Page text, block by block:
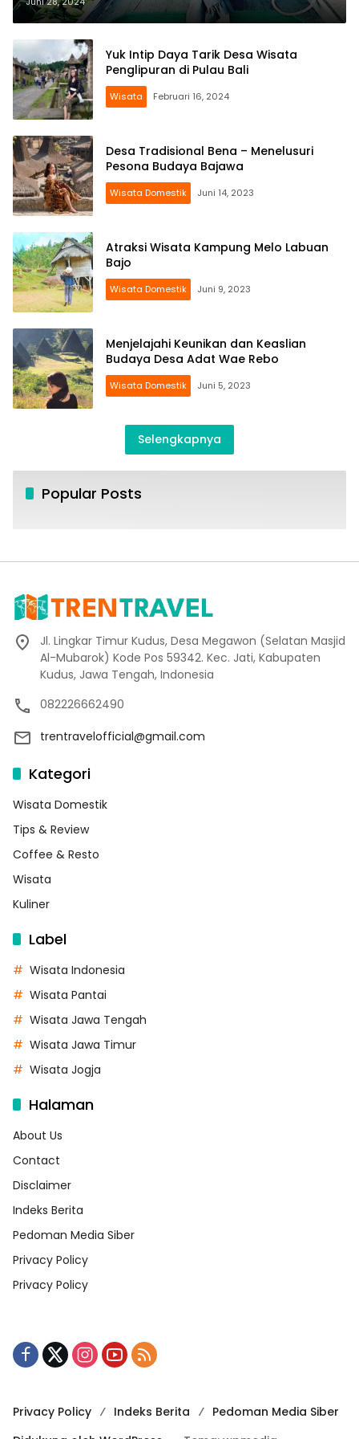
Yuk Intip Daya Tarik Desa Wisata
Penglipuran di Pulau Bali
Wisata Februari 16, 2024
Desa Tradisional Bena – Menelusuri
Pesona Budaya Bajawa
Wisata Domestik Juni 14, 2023
Atraksi Wisata Kampung Melo Labuan
Bajo
Wisata Domestik Juni 9, 2023
Menjelajahi Keunikan dan Keaslian
Budaya Desa Adat Wae Rebo
Wisata Domestik Juni 5, 2023
Selengkapnya
Popular Posts
Jl. Lingkar Timur Kudus, Desa Megawon (Selatan Masjid
Al-Mubarok) Kode Pos 59342. Kec. Jati, Kabupaten
Kudus, Jawa Tengah, Indonesia
082226662490
trentravelofficial@gmail.com
Kategori
Wisata Domestik
Tips & Review
Coffee & Resto
Wisata
Kuliner
Label
Wisata Indonesia
Wisata Pantai
Wisata Jawa Tengah
Wisata Jawa Timur
Wisata Jogja
Halaman
About Us
Contact
Disclaimer
Indeks Berita
Pedoman Media Siber
Privacy Policy
Privacy Policy
Privacy Policy Indeks Berita
Pedoman Media Siber